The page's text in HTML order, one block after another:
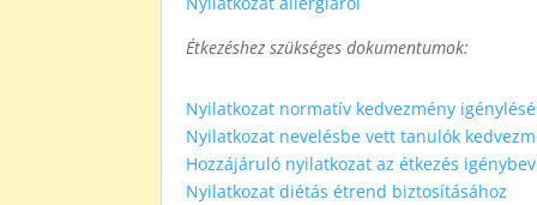
Étkezéshez szükséges dokumentumok:
Nyilatkozat normatív kedvezmény
Nyilatkozat nevelésbe vett tanulók
Hozzájáruló nyilatkozat az étkezés
Nyilatkozat diétás étrend biztosításához